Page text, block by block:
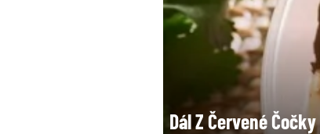
Dál Z Červené